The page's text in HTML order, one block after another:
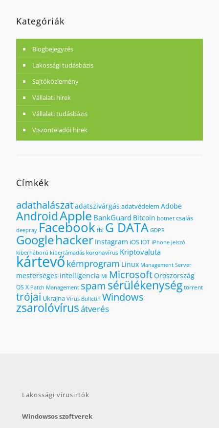
Kategóriák
Blogbejegyzés
Lakossági tudásbázis
Sajtóközlemény
Vállalati hírek
Vállalati tudásbázis
Viszonteladói hírek
Címkék
adathalászatadatszivárgás adatvédelem Adobe
AndroidApple BankGuard Bitcoin botnetcsalás
deepray Facebookfbi G DATA GDPR
Googlehacker Instagram iOS IOT iPhone Jelszó
kiberháború kibertámadás koronavírus Kriptovaluta
kártevő kémprogram Linux Management Server
mesterséges intelligencia MI MicrosoftOroszország
OS X Patch Management spam sérülékenységtorrent
trójai Ukrajna Virus Bulletin Windows
zsarolóvírusátverés
Lakossági vírusirtók
Windowsos szoftverek